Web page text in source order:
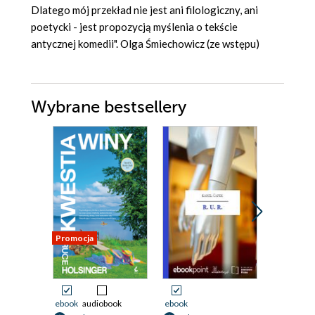
Dlatego mój przekład nie jest ani filologiczny, ani
poetycki - jest propozycją myślenia o tekście
antycznej komedii". Olga Śmiechowicz (ze wstępu)
Wybrane bestsellery
Promocja
ebook audiobook
ebook